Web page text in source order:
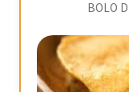
BOLO